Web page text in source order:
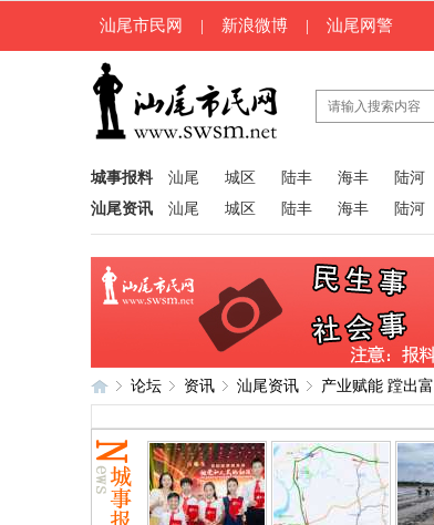
汕尾市民网 | 新浪微博 | 汕尾网警
城事报料 汕尾 城区 陆丰 海丰
陆河
汕尾资讯
汕尾 城区 陆丰 海丰 陆河
汕 »
论坛
›
资讯
›
汕尾资讯
›
产业赋能 蹚出